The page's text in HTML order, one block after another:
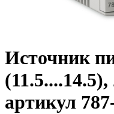
Источник
артикул